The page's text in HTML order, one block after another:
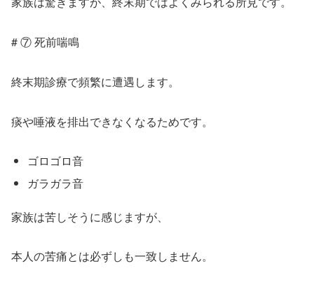
# ⑦ 死前喘鳴
終末期診療で頻繁に遭遇します。
痰や唾液を排出できなくなるためです。
ゴロゴロ音
ガラガラ音
家族は苦しそうに感じますが、
本人の苦痛とは必ずしも一致しません。